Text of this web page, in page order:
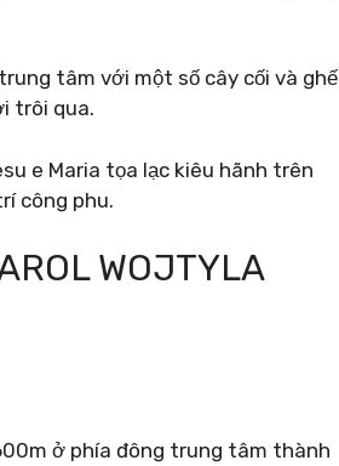
tâm với một số cây cối và ghế
trôi qua.
e Maria tọa lạc kiêu hãnh trên
công phu.
WOJTYLA
ở phía đông trung tâm thành